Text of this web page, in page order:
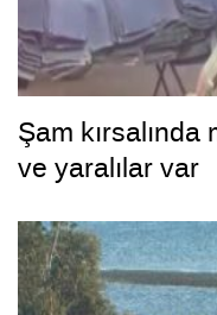
Şam
ve yaralılar var